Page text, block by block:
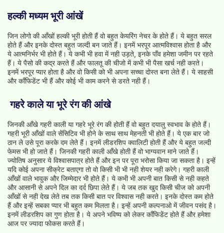
हल्‍की मध्‍यम भूरी आंखें
जिन लोगो की आँखों हल्की भूरी होती हैं वो बहुत केयरिंग नेचर के होते हैं। ये बहुत सरल
होते हैं और इनके दोस्त बहुत जल्दी बन जाते हैं। इनमें भरपूर आत्मविश्वास होता है और
ये आत्मनिर्भर भी होते हैं। ये कभी भी हवा में नही उड़ते, इनके पाँव हमेशा जमीन पर रहते
हैं। ये पैसो की कद्र करते हैं और फालतू की चीजो में कभी भी पैसा खर्च नही करते।
इनमें भरपूर प्यार होता है और वो किसी को भी अपना सच्चा दोस्त बना लेते हैं। ये साहसी
और कॉंफिडेंट भी हैं और कोई भी काम करने से डरते नही हैं।
गहरे काले या भूरे रंग की आंखे
जिनकी आँखे गहरी काली या गहरे भूरे रंग की होती हैं वो बहुत दयालु स्वभाव के होते हैं।
गहरी भूरी आँखों वाले सेंसिटिव भी होने के साथ साथ मेहनती भी होते हैं। ये एक बार जो
ठान ले उसे पूरा करके दम लेते हैं। इनमें लीडरशिप क्वालिटी होती हैं और ये बहुत जल्दी
फेमस भी हो जाते हैं। जिनकी गहरी काली आँखे होती हैं वो भाग्यवान माने जाते हैं।
ज्योतिष अनुसार ये विश्वासपात्र होते हैं और इन पर पूरा भरोसा किया जा सकता है। इन्हें
यदि कोई अपना सीक्रेट बताएगा तो वो किसी भी भी नही शेयर नही करेगे। गहरी काली
आँखों वाले भावुक और जिम्मेदार भी होते हैं। ये कभी भी अपनी बात किसी से नही कहते
और आसानी से अपने दिल का दर्द छिपा लेते हैं। ये जब तक खुद किसी चीज को अपनी
आँखों से नही देख लेते तब तक किसी बात पर विश्वास नही करते। इनके दोस्त कम होते
हैं और इन्हें सबका प्यार भी बहुत कम मिलता है। इन्हें अपनी कल्पनाओ में जीवन पसंद है।
इनमें लीडरशिप का गुण होता है। ये अपने भविष्य को लेकर कॉंफिडेंट होते हैं और हमेशा
आज पर ज्यादा फोकस करते हैं।